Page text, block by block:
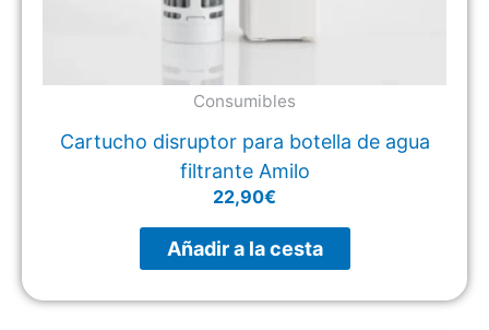
Consumibles
Cartucho disruptor para botella de agua
filtrante Amilo
22,90€
Añadir a la cesta